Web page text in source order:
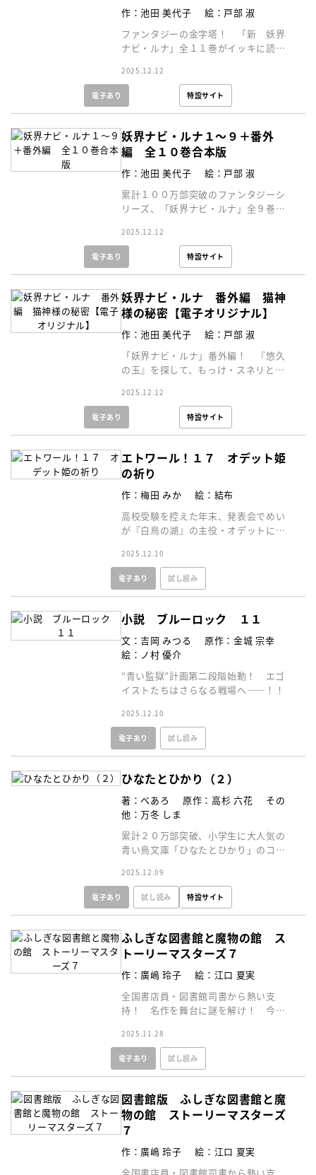
作：池田 美代子
絵：戸部 淑
ファンタジーの金字塔！ 「新 妖界
ナビ・ルナ」全１１巻がイッキに読め
2025.12.12
電子あり 特設サイト
妖界ナビ・ルナ１～９＋番外
編 全１０巻合本版
作：池田 美代子
絵：戸部 淑
累計１００万部突破のファンタジーシ
リーズ、「妖界ナビ・ルナ」全９巻が
2025.12.12
電子あり 特設サイト
妖界ナビ・ルナ 番外編 猫神
様の秘密【電子オリジナル】
作：池田 美代子
絵：戸部 淑
「妖界ナビ・ルナ」番外編！ 『悠久
の玉』を探して、もっけ・スネリと旅
神社を調査するが……。
2025.12.12
電子あり 特設サイト
エトワール！１７ オデット姫
の祈り
作：梅田 みか
絵：結布
高校受験を控えた年末、発表会でめい
が『白鳥の湖』の主役・オデットに抜
に！
2025.12.10
電子あり 試し読み
小説 ブルーロック １１
文：吉岡 みつる
原作：金城 宗幸
絵：ノ村 優介
“青い監獄”計画第二段階始動！ エゴ
イストたちはさらなる戦場へ――！！
2025.12.10
電子あり 試し読み
ひなたとひかり（２）
著：べあろ 原作：高杉 六花
その
他：万冬 しま
累計２０万部突破、小学生に大人気の
青い鳥文庫「ひなたとひかり」のコミ
2025.12.09
電子あり 試し読み 特設サイト
ふしぎな図書館と魔物の館 ス
トーリーマスターズ７
作：廣嶋 玲子
絵：江口 夏実
全国書店員・図書館司書から熱い支
持！ 名作を舞台に謎を解け！ 今度
館でなにかが起こる！？
2025.11.28
電子あり 試し読み
図書館版 ふしぎな図書館と魔
物の館 ストーリーマスターズ
７
作：廣嶋 玲子
絵：江口 夏実